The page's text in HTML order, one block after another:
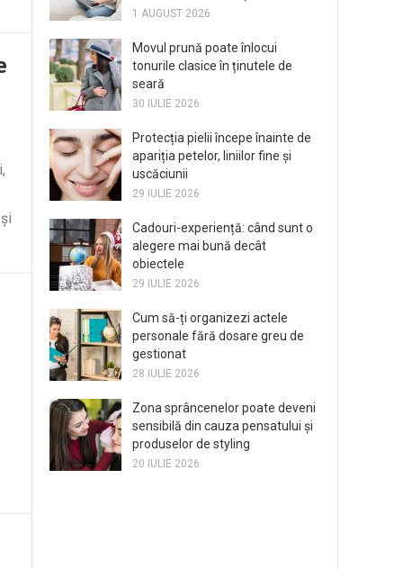
1 AUGUST 2026
Movul prună poate înlocui
tonurile clasice în ținutele de
seară
30 IULIE 2026
Protecția pielii începe înainte de
apariția petelor, liniilor fine și
uscăciunii
29 IULIE 2026
Cadouri-experiență: când sunt o
alegere mai bună decât
obiectele
29 IULIE 2026
Cum să-ți organizezi actele
personale fără dosare greu de
gestionat
28 IULIE 2026
Zona sprâncenelor poate deveni
sensibilă din cauza pensatului și
produselor de styling
20 IULIE 2026